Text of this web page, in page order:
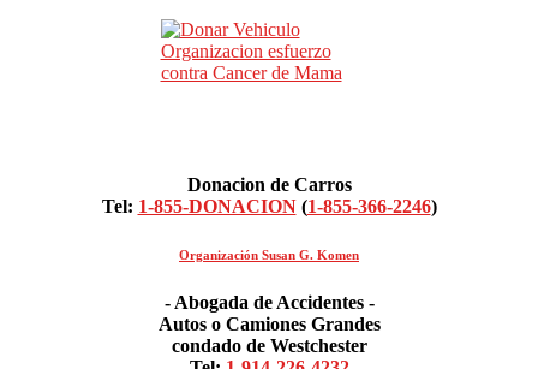
Donacion de Carros
Tel: 1-855-DONACION(1-855-366-2246)
Organización Susan G. Komen
- Abogada de Accidentes -
Autos o Camiones Grandes
condado de Westchester